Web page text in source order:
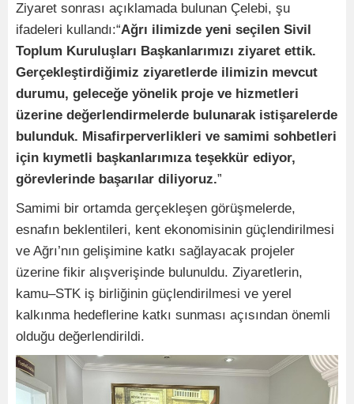
Ziyaret sonrası açıklamada bulunan Çelebi, şu
ifadeleri kullandı:“Ağrı ilimizde yeni seçilen Sivil
Toplum Kuruluşları Başkanlarımızı ziyaret ettik.
Gerçekleştirdiğimiz ziyaretlerde ilimizin mevcut
durumu, geleceğe yönelik proje ve hizmetleri
üzerine değerlendirmelerde bulunarak istişarelerde
bulunduk. Misafirperverlikleri ve samimi sohbetleri
için kıymetli başkanlarımıza teşekkür ediyor,
görevlerinde başarılar diliyoruz.”
Samimi bir ortamda gerçekleşen görüşmelerde,
esnafın beklentileri, kent ekonomisinin güçlendirilmesi
ve Ağrı’nın gelişimine katkı sağlayacak projeler
üzerine fikir alışverişinde bulunuldu. Ziyaretlerin,
kamu–STK iş birliğinin güçlendirilmesi ve yerel
kalkınma hedeflerine katkı sunması açısından önemli
olduğu değerlendirildi.